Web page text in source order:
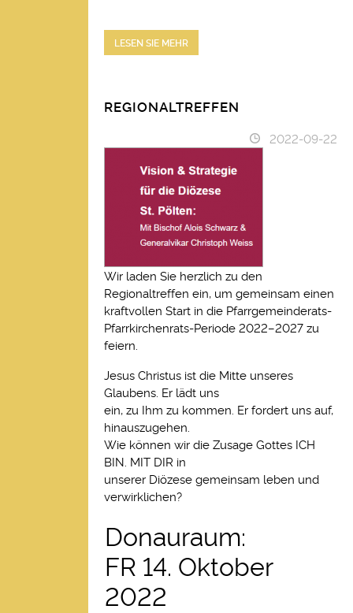
LESEN SIE MEHR
REGIONALTREFFEN
2022-09-22
Wir laden Sie herzlich zu den
Regionaltreffen ein, um gemeinsam einen
kraftvollen Start in die Pfarrgemeinderats-
Pfarrkirchenrats-Periode 2022–2027 zu
feiern.
Jesus Christus ist die Mitte unseres
Glaubens. Er lädt uns
ein, zu Ihm zu kommen. Er fordert uns auf,
hinauszugehen.
Wie können wir die Zusage Gottes ICH
BIN. MIT DIR in
unserer Diözese gemeinsam leben und
verwirklichen?
Donauraum:
FR 14. Oktober
2022